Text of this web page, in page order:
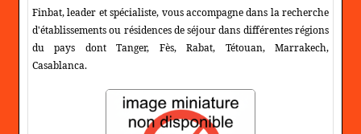
Finbat, leader et spécialiste, vous accompagne dans la recherche
d'établissements ou résidences de séjour dans différentes régions
du pays dont Tanger, Fès, Rabat, Tétouan, Marrakech,
Casablanca.